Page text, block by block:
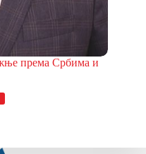
према Србима и